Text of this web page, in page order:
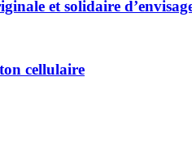
et solidaire
cellulaire